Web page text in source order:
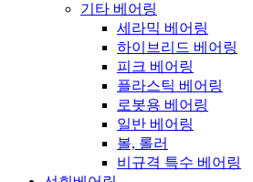
기타 베어링
세라믹 베어링
하이브리드 베어링
피크 베어링
플라스틱 베어링
로봇용 베어링
일반 베어링
볼, 롤러
비규격 특수 베어링